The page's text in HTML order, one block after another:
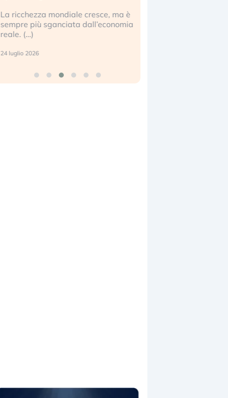
La ricchezza mondiale cresce, ma è
sempre più sganciata dall’economia
reale. (…)
24 luglio 2026